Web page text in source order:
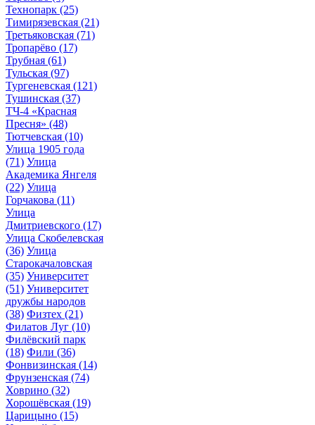
Технопарк (25)
Тимирязевская (21)
Третьяковская (71)
Тропарёво (17)
Трубная (61)
Тульская (97)
Тургеневская (121)
Тушинская (37)
ТЧ-4 «Красная
Пресня» (48)
Тютчевская (10)
Улица 1905 года
(71) Улица
Академика Янгеля
(22) Улица
Горчакова (11)
Улица
Дмитриевского (17)
Улица Скобелевская
(36) Улица
Старокачаловская
(35) Университет
(51) Университет
дружбы народов
(38) Физтех (21)
Филатов Луг (10)
Филёвский парк
(18) Фили (36)
Фонвизинская (14)
Фрунзенская (74)
Ховрино (32)
Хорошёвская (19)
Царицыно (15)